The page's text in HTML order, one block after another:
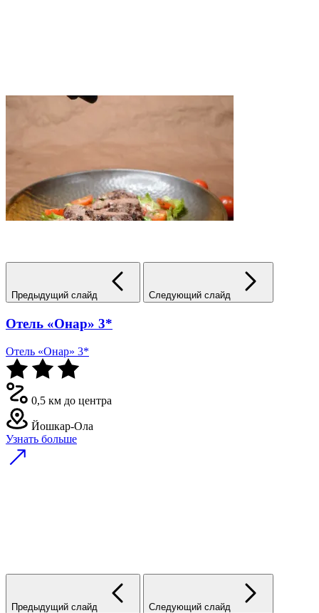
Предыдущий слайд Следующий слайд
Отель «Онар» 3*
Отель «Онар» 3*
0,5 км до центра
Йошкар-Ола
Узнать больше
Предыдущий слайд Следующий слайд